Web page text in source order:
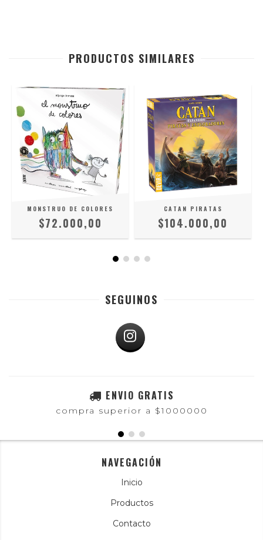
PRODUCTOS SIMILARES
MONSTRUO DE COLORES
$72.000,00
CATAN PIRATAS
$104.000,00
SEGUINOS
ENVIO GRATIS
compra superior a $1000000
NAVEGACIÓN
Inicio
Productos
Contacto